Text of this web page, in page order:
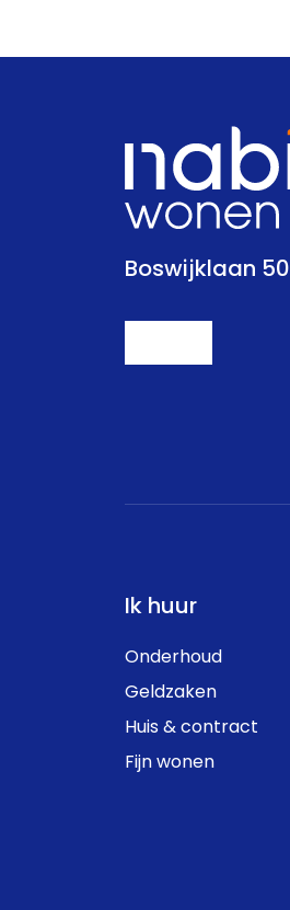
Boswijklaan 50
Ik huur
Onderhoud
Geldzaken
Huis & contract
Fijn wonen